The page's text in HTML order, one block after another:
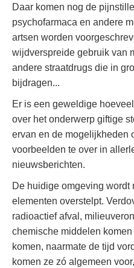
Daar komen nog de
psychofarmaca en andere
artsen worden
wijdverspreide gebruik van
andere straatdrugs die in
bijdragen...
Er is een geweldige
over het onderwerp giftige
ervan en de mogelijkheden
voorbeelden te over in
nieuwsberichten.
De huidige omgeving
elementen overstelpt.
radioactief afval,
chemische middelen
komen, naarmate de tijd
komen ze zó algemeen